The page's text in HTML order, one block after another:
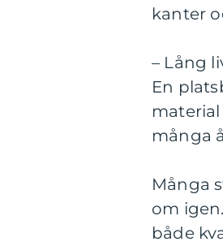
kanter
– Lång
En
många
Många
om
både